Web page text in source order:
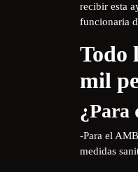
recibir esta
funcionaria
Todo
mil
¿Para
-Para el
medidas